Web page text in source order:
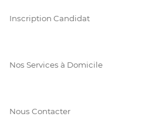
Inscription Candidat
Nos Services à Domicile
Nous Contacter